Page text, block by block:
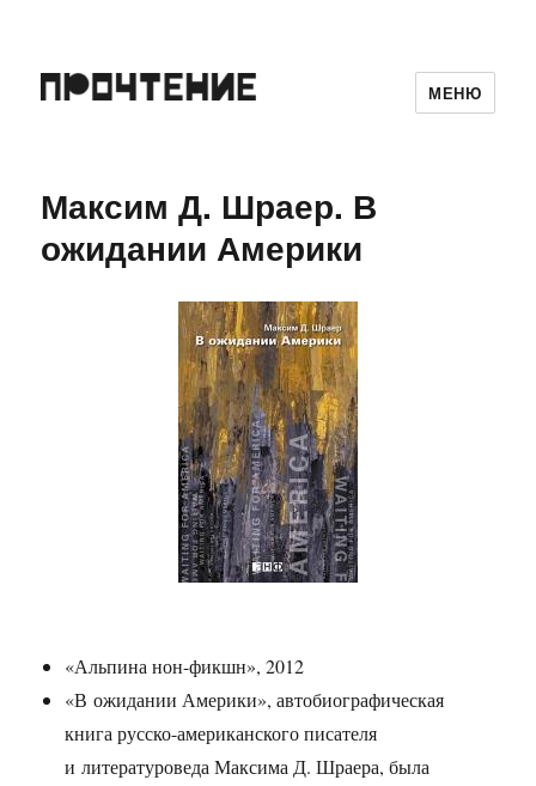
МЕНЮ
Максим Д. Шраер. В
ожидании Америки
«Альпина нон-фикшн», 2012
«В ожидании Америки», автобиографическая
книга русско-американского писателя
и литературоведа Максима Д. Шраера, была